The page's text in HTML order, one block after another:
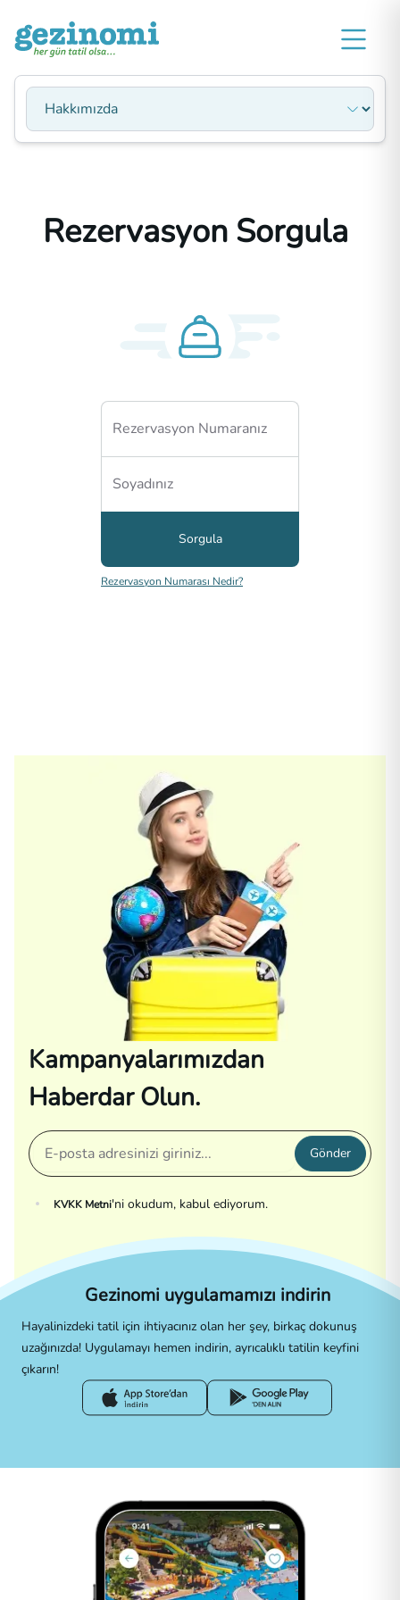
Sayfa Seçin
Rezervasyon Sorgula
Sorgula
Rezervasyon Numarası Nedir?
Kampanyalarımızdan
Haberdar Olun.
Gönder
KVKK Metni'ni okudum, kabul ediyorum.
Gezinomi uygulamamızı indirin
Hayalinizdeki tatil için ihtiyacınız olan her şey, birkaç dokunuş
uzağınızda! Uygulamayı hemen indirin, ayrıcalıklı tatilin keyfini
çıkarın!